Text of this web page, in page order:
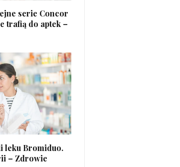
serie Concor
trafią do aptek –
leku Bromiduo.
– Zdrowie